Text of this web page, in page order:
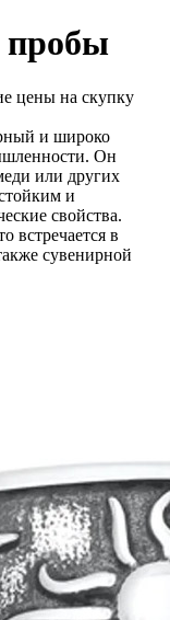
пробы
цены на скупку
и широко
Он
или других
и
свойства.
встречается в
сувенирной